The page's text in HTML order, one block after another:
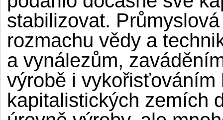
stabilizovat.
rozmachu vědy a
a vynálezům,
výrobě i vykořisťováním
kapitalistických zemích